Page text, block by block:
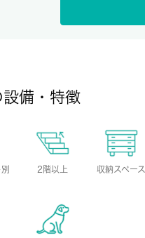
設備・特徴
2階以上 収納スペース